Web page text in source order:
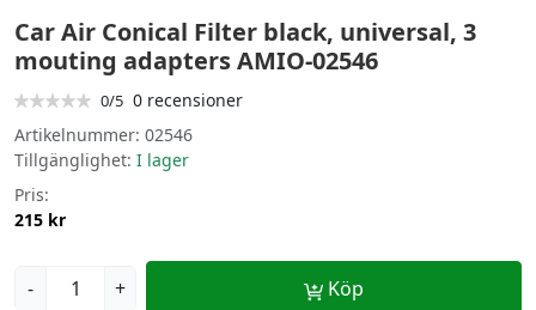
Car Air Conical Filter black, universal, 3
mouting adapters AMIO-02546
0/5 0 recensioner
Artikelnummer: 02546
Tillgänglighet: I lager
Pris:
215 kr
- + Köp